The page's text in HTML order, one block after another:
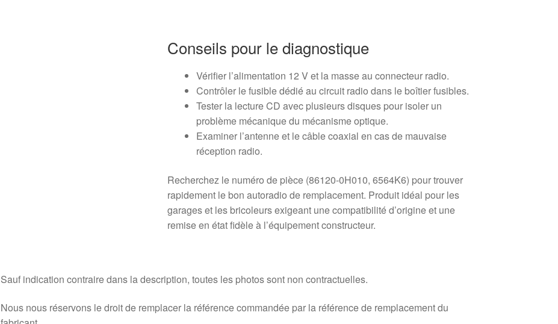
Conseils pour le diagnostique
Vérifier l’alimentation 12 V et la masse au connecteur radio.
Contrôler le fusible dédié au circuit radio dans le boîtier fusibles.
Tester la lecture CD avec plusieurs disques pour isoler un
problème mécanique du mécanisme optique.
Examiner l’antenne et le câble coaxial en cas de mauvaise
réception radio.
Recherchez le numéro de pièce (86120-0H010, 6564K6) pour trouver
rapidement le bon autoradio de remplacement. Produit idéal pour les
garages et les bricoleurs exigeant une compatibilité d’origine et une
remise en état fidèle à l’équipement constructeur.
Sauf indication contraire dans la description, toutes les photos sont non contractuelles.
Nous nous réservons le droit de remplacer la référence commandée par la référence de remplacement du